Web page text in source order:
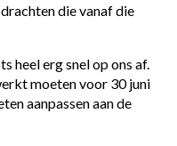
die vanaf die
heel erg snel op ons af.
moeten voor 30 juni
aanpassen aan de